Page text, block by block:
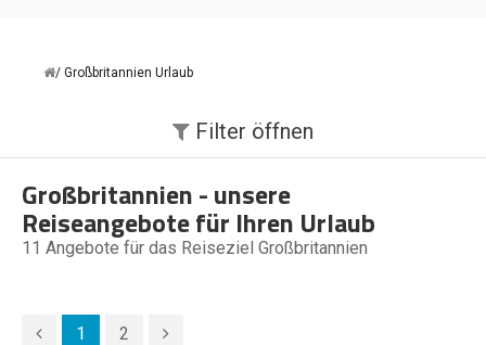
Großbritannien Urlaub
Großbritannien - unsere
Reiseangebote für Ihren Urlaub
11 Angebote für das Reiseziel Großbritannien
1 2
Filter öffnen